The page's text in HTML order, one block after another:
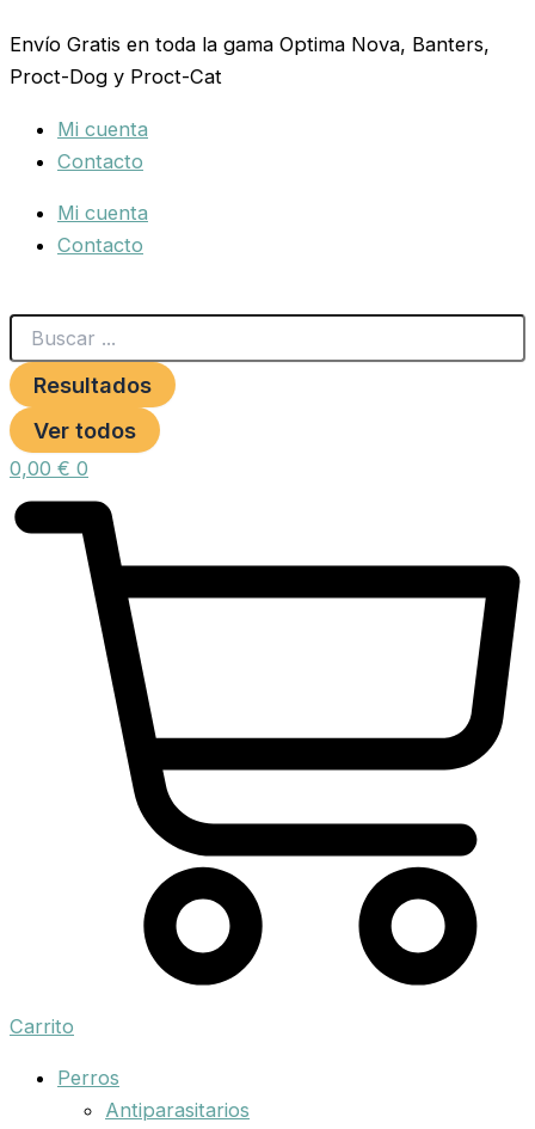
al
contenido
Envío Gratis en toda la gama Optima Nova, Banters,
Proct-Dog y Proct-Cat
Mi cuenta
Contacto
Mi cuenta
Contacto
...
Resultados
Ver todos
0,00 € 0
Carrito
Perros
Antiparasitarios
Y
AGAPORNIS
25
cantidad